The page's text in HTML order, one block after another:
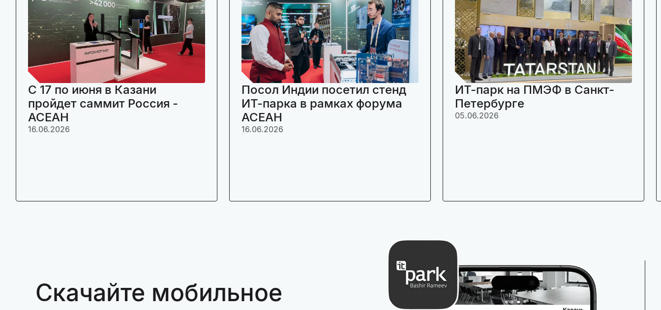
C 17 по июня в Казани
пройдет саммит Россия -
АСЕАН
16.06.2026
Посол Индии посетил стенд
ИТ-парка в рамках форума
АСЕАН
16.06.2026
ИТ-парк на ПМЭФ в Санкт-
Петербурге
05.06.2026
Скачайте мобильное